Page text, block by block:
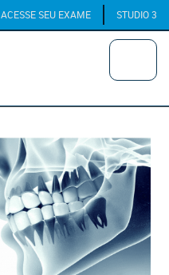
ACESSE SEU EXAME STUDIO 3